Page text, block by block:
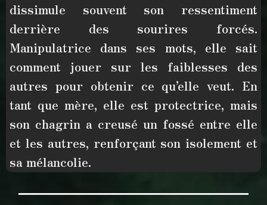
dissimule souvent son ressentiment
derrière des sourires forcés.
Manipulatrice dans ses mots, elle sait
comment jouer sur les faiblesses des
autres pour obtenir ce qu’elle veut. En
tant que mère, elle est protectrice, mais
son chagrin a creusé un fossé entre elle
et les autres, renforçant son isolement et
sa mélancolie.